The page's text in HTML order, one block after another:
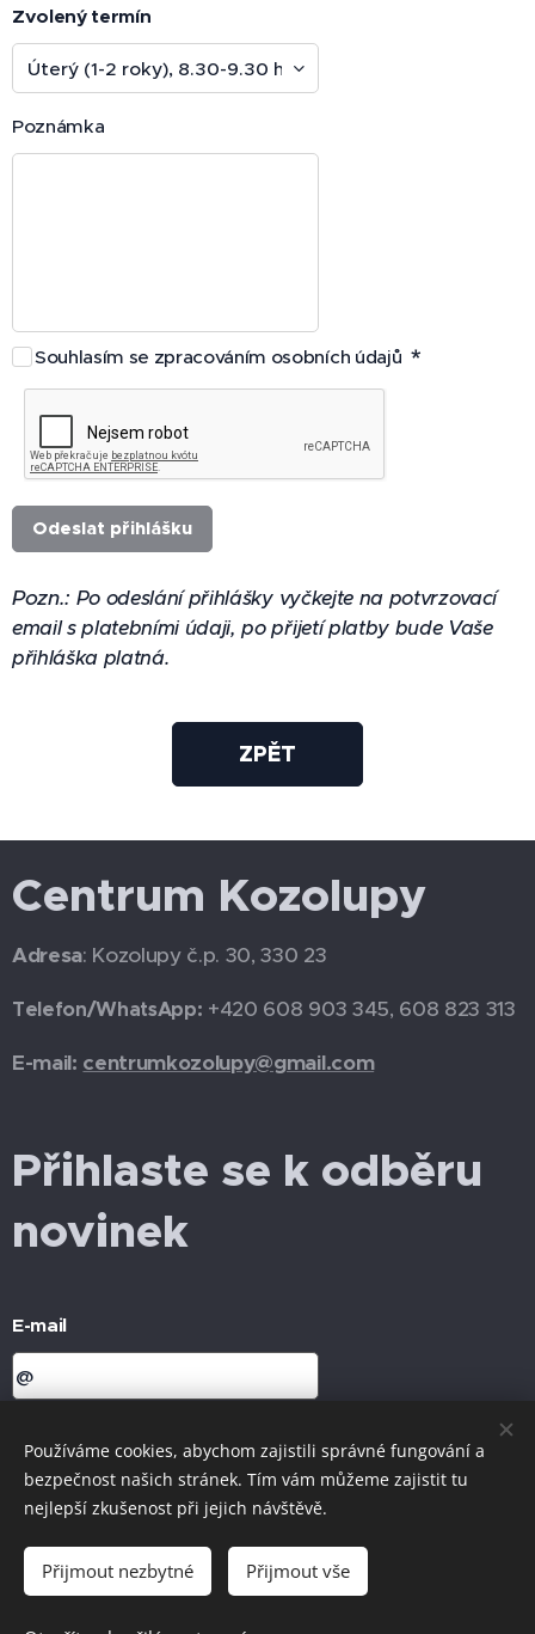
Zvolený termín
Poznámka
Souhlasím se zpracováním osobních údajů
Odeslat přihlášku
Pozn.: Po odeslání přihlášky vyčkejte na potvrzovací
email s platebními údaji, po přijetí platby bude Vaše
přihláška platná.
ZPĚT
Centrum Kozolupy
Adresa: Kozolupy č.p. 30, 330 23
Telefon/WhatsApp: +420 608 903 345, 608 823 313
E-mail: centrumkozolupy@gmail.com
Přihlaste se k odběru
novinek
E-mail
Používáme cookies, abychom zajistili správné fungování a
bezpečnost našich stránek. Tím vám můžeme zajistit tu
nejlepší zkušenost při jejich návštěvě.
Přijmout nezbytné Přijmout vše